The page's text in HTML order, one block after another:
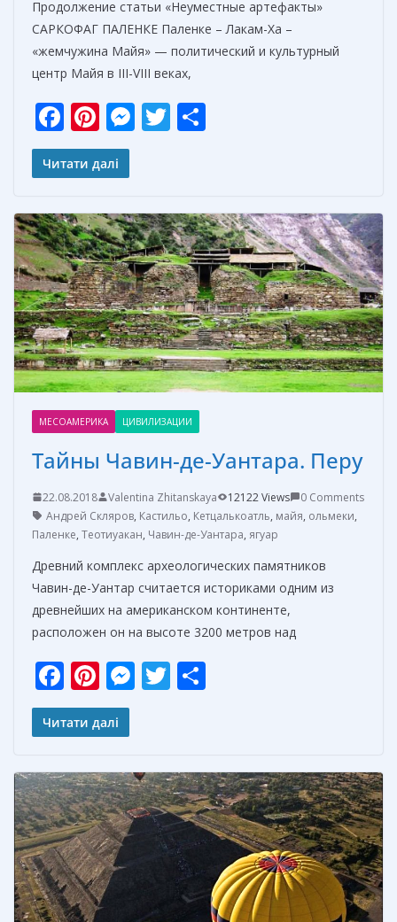
Продолжение статьи «Неуместные артефакты»
САРКОФАГ ПАЛЕНКЕ Паленке – Лакам-Ха –
«жемчужина Майя» — политический и культурный
центр Майя в III-VIII веках,
F
ac
e
o
o
k
Pi
nt
er
st
M
n
g
er
T
а
в
и
т
ь
Читати далі
МЕСОАМЕРИКА ЦИВИЛИЗАЦИИ
Тайны Чавин-де-Уантара. Перу
22.08.2018 Valentina Zhitanskaya 12122 Views
0 Comments
Андрей Скляров, Кастильо, Кетцалькоатль, майя, ольмеки,
Паленке, Теотиуакан, Чавин-де-Уантара, ягуар
Древний комплекс археологических памятников
Чавин-де-Уантар считается историками одним из
древнейших на американском континенте,
расположен он на высоте 3200 метров над
F
ac
e
o
o
k
Pi
nt
er
st
M
e
n
g
er
T
w
а
в
и
т
ь
Читати далі